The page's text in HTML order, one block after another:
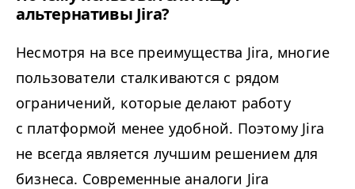
альтернативы Jira?
Несмотря на все преимущества Jira, многие
пользователи сталкиваются с рядом
ограничений, которые делают работу
с платформой менее удобной. Поэтому Jira
не всегда является лучшим решением для
бизнеса. Современные аналоги Jira